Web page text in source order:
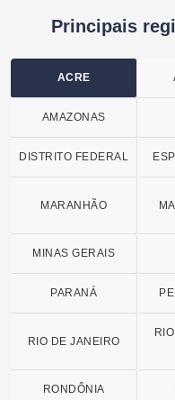
Principais
ACRE
AMAZONAS
DISTRITO FEDERAL
MARANHÃO
MINAS GERAIS
PARANÁ
RIO DE JANEIRO
RONDÔNIA